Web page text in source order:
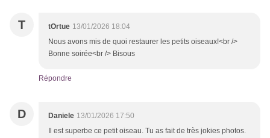
T tOrtue 13/01/2026 18:04
Nous avons mis de quoi restaurer les petits oiseaux!<br />
Bonne soirée<br /> Bisous
Répondre
D Daniele 13/01/2026 17:50
Il est superbe ce petit oiseau. Tu as fait de très jokies photos.